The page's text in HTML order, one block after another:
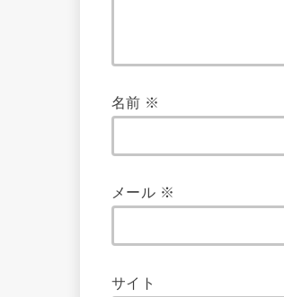
名前 ※
メール ※
サイト